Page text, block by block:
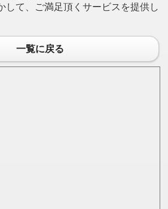
して、ご満足頂くサービスを提供し
一覧に戻る